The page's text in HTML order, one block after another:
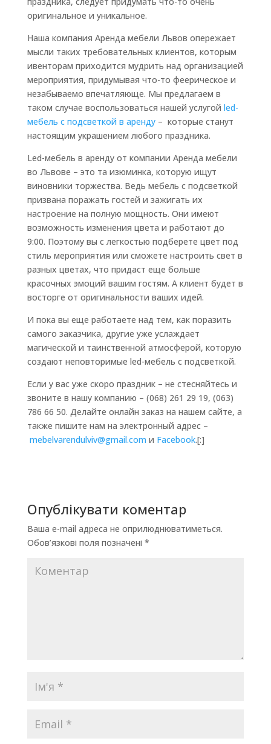
оригинальное и уникальное.
Наша компания Аренда мебели Львов опережает
мысли таких требовательных клиентов, которым
ивенторам приходится мудрить над организацией
мероприятия, придумывая что-то феерическое и
незабываемо впечатляюще. Мы предлагаем в
таком случае воспользоваться нашей услугой led-
мебель с подсветкой в аренду– которые станут
настоящим украшением любого праздника.
Led-мебель в аренду от компании Аренда мебели
во Львове – это та изюминка, которую ищут
виновники торжества. Ведь мебель с подсветкой
призвана поражать гостей и зажигать их
настроение на полную мощность. Они имеют
возможность изменения цвета и работают до
9:00. Поэтому вы с легкостью подберете цвет под
стиль мероприятия или сможете настроить свет в
разных цветах, что придаст еще больше
красочных эмоций вашим гостям. А клиент будет в
восторге от оригинальности ваших идей.
И пока вы еще работаете над тем, как поразить
самого заказчика, другие уже услаждает
магической и таинственной атмосферой, которую
создают неповторимые led-мебель с подсветкой.
Если у вас уже скоро праздник – не стесняйтесь и
звоните в нашу компанию – (068) 261 29 19, (063)
786 66 50. Делайте онлайн заказ на нашем сайте, а
также пишите нам на электронный адрес –
mebelvarendulviv@gmail.com и Facebook.[:]
Опублікувати коментар
Ваша e-mail адреса не оприлюднюватиметься.
Обов’язкові поля позначені *